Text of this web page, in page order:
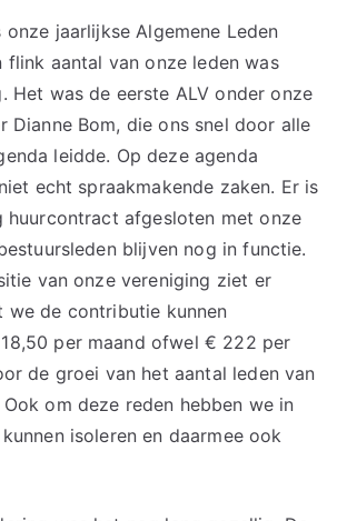
jaarlijkse Algemene Leden
flink aantal van onze leden was
Het was de eerste ALV onder onze
Dianne Bom, die ons snel door alle
leidde. Op deze agenda
echt spraakmakende zaken. Er is
huurcontract afgesloten met onze
blijven nog in functie.
van onze vereniging ziet er
de contributie kunnen
per maand ofwel € 222 per
de groei van het aantal leden van
om deze reden hebben we in
isoleren en daarmee ook